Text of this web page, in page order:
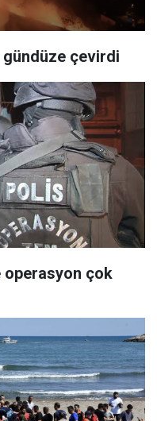
gündüze çevirdi
operasyon çok